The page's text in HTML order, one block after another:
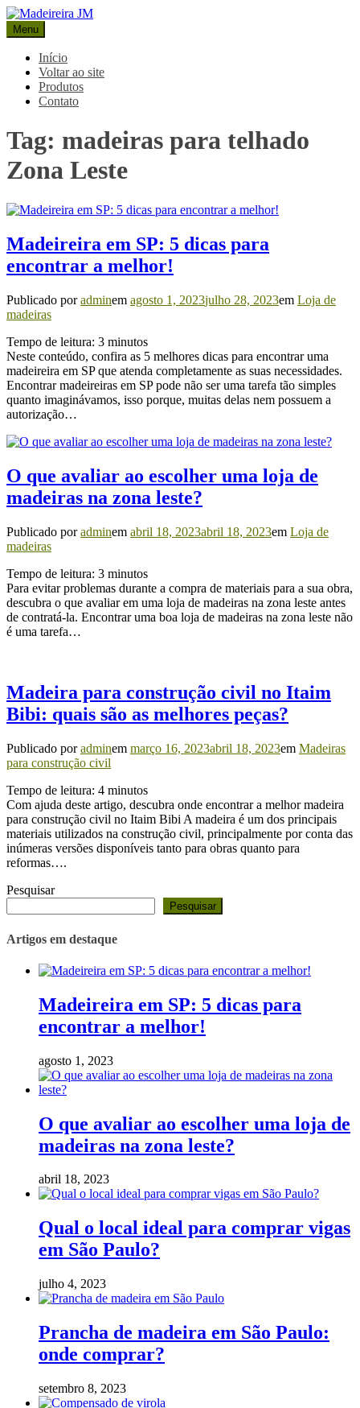
Pular
para
o
conteúdo
Madeireira JM
Blog Madeireira JM
Menu
Início
Voltar ao site
Produtos
Contato
Tag: madeiras para telhado
Zona Leste
Madeireira em SP: 5 dicas para
encontrar a melhor!
Publicado poradminem agosto 1, 2023julho 28, 2023em Loja de
madeiras
Tempo de leitura: 3 minutos
Neste conteúdo, confira as 5 melhores dicas para encontrar uma
madeireira em SP que atenda completamente as suas necessidades.
Encontrar madeireiras em SP pode não ser uma tarefa tão simples
quanto imaginávamos, isso porque, muitas delas nem possuem a
autorização…
O que avaliar ao escolher uma loja de
madeiras na zona leste?
Publicado poradminem abril 18, 2023abril 18, 2023em Loja de
madeiras
Tempo de leitura: 3 minutos
Para evitar problemas durante a compra de materiais para a sua obra,
descubra o que avaliar em uma loja de madeiras na zona leste antes
de contratá-la. Encontrar uma boa loja de madeiras na zona leste não
é uma tarefa…
Madeira para construção civil no Itaim
Bibi: quais são as melhores peças?
Publicado poradminem março 16, 2023abril 18, 2023em Madeiras
para construção civil
Tempo de leitura: 4 minutos
Com ajuda deste artigo, descubra onde encontrar a melhor madeira
para construção civil no Itaim Bibi A madeira é um dos principais
materiais utilizados na construção civil, principalmente por conta das
inúmeras versões disponíveis tanto para obras quanto para
reformas….
Pesquisar
Pesquisar
Artigos em destaque
Madeireira em SP: 5 dicas para
encontrar a melhor!
agosto 1, 2023
O que avaliar ao escolher uma loja de
madeiras na zona leste?
abril 18, 2023
Qual o local ideal para comprar vigas
em São Paulo?
julho 4, 2023
Prancha de madeira em São Paulo:
onde comprar?
setembro 8, 2023